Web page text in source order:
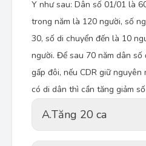
Y như sau: Dân số 01/01 là
trong năm là 120 người, số
30, số di chuyển đến là 10
người. Để sau 70 năm dân
gấp đôi, nếu CDR giữ
có di dân thì cần tăng giảm
A.Tăng 20 ca